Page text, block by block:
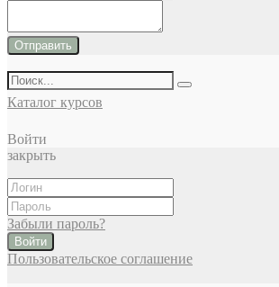
Отправить
Каталог курсов
Войти
закрыть
Забыли пароль?
Войти
Пользовательское соглашение